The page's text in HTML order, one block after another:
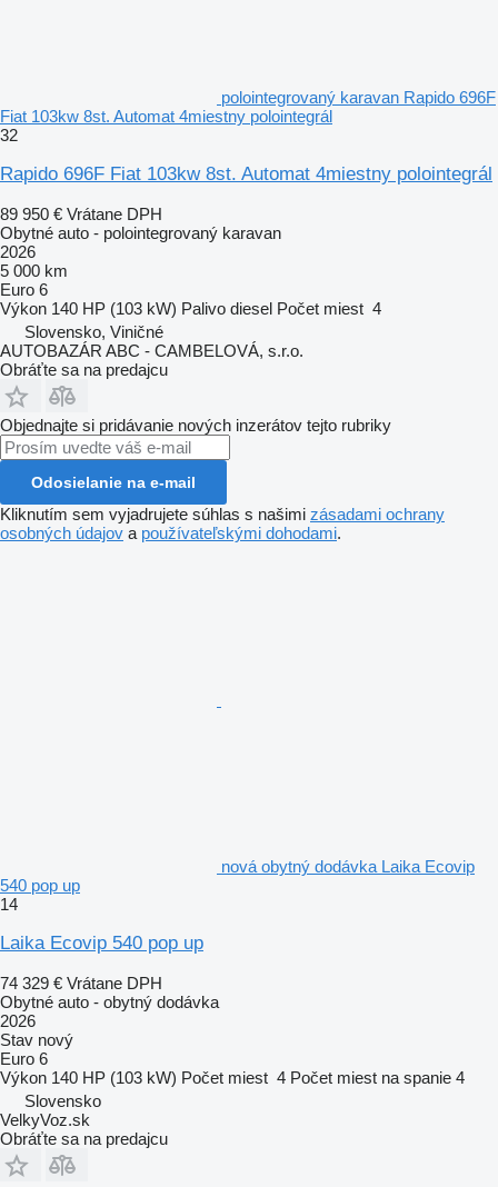
polointegrovaný karavan Rapido 696F
Fiat 103kw 8st. Automat 4miestny polointegrál
32
Rapido 696F Fiat 103kw 8st. Automat 4miestny polointegrál
89 950 € Vrátane DPH
Obytné auto - polointegrovaný karavan
2026
5 000 km
Euro 6
Výkon 140 HP (103 kW) Palivo diesel Počet miest 4
Slovensko, Viničné
AUTOBAZÁR ABC - CAMBELOVÁ, s.r.o.
Obráťte sa na predajcu
Objednajte si pridávanie nových inzerátov tejto rubriky
Odosielanie na e-mail
Kliknutím sem vyjadrujete súhlas s našimi zásadami ochrany
osobných údajov a používateľskými dohodami.
nová obytný dodávka Laika Ecovip
540 pop up
14
Laika Ecovip 540 pop up
74 329 € Vrátane DPH
Obytné auto - obytný dodávka
2026
Stav nový
Euro 6
Výkon 140 HP (103 kW) Počet miest 4 Počet miest na spanie 4
Slovensko
VelkyVoz.sk
Obráťte sa na predajcu